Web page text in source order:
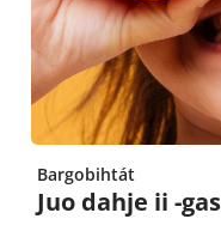
Bargobihtát
Juo dahje ii -